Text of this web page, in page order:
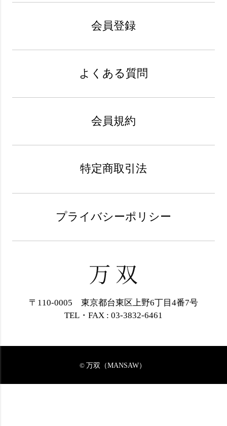
会員登録
よくある質問
会員規約
特定商取引法
プライバシーポリシー
〒110-0005 東京都台東区上野6丁目4番7号
TEL・FAX : 03-3832-6461
© 万双（MANSAW）